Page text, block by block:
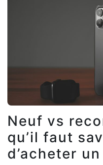
Neuf vs
qu’il faut
d’acheter